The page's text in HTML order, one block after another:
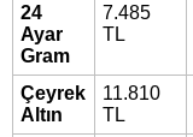
24
Ayar
Gram
7.485
TL
Çeyrek
Altın
11.810
TL